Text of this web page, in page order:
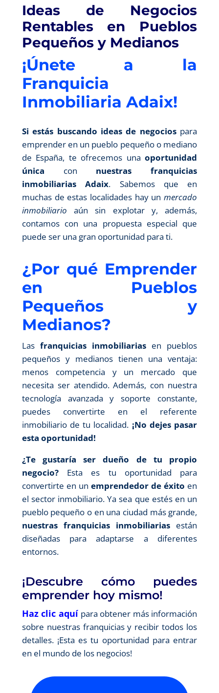
Ideas de Negocios
Rentables en Pueblos
Pequeños y Medianos
¡Únete a la
Franquicia
Inmobiliaria Adaix!
Si estás buscando ideas de negociospara
emprender en un pueblo pequeño o mediano
de España, te ofrecemos unaoportunidad
única con nuestras franquicias
inmobiliarias Adaix. Sabemos que en
muchas de estas localidades hay unmercado
inmobiliario aún sin explotar y, además,
contamos con una propuesta especial que
puede ser una gran oportunidad para ti.
¿Por qué Emprender
en Pueblos
Pequeños y
Medianos?
Las franquicias inmobiliarias en pueblos
pequeños y medianos tienen una ventaja:
menos competencia y un mercado que
necesita ser atendido. Además, con nuestra
tecnología avanzada y soporte constante,
puedes convertirte en el referente
inmobiliario de tu localidad. ¡No dejes pasar
esta oportunidad!
¿Te gustaría ser dueño de tu propio
negocio?Esta es tu oportunidad para
convertirte en un emprendedor de éxito en
el sector inmobiliario. Ya sea que estés en un
pueblo pequeño o en una ciudad más grande,
nuestras franquicias inmobiliarias están
diseñadas para adaptarse a diferentes
entornos.
¡Descubre cómo puedes
emprender hoy mismo!
Haz clic aquípara obtener más información
sobre nuestras franquicias y recibir todos los
detalles. ¡Esta es tu oportunidad para entrar
en el mundo de los negocios!